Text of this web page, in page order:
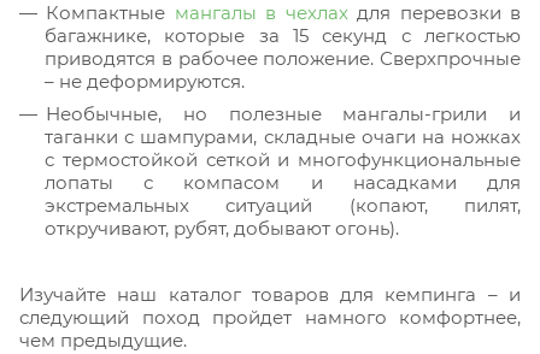
Компактные мангалы в чехлахдля перевозки в
багажнике, которые за 15 секунд с легкостью
приводятся в рабочее положение. Сверхпрочные
– не деформируются.
Необычные, но полезные мангалы-грили и
таганки с шампурами, складные очаги на ножках
с термостойкой сеткой и многофункциональные
лопаты с компасом и насадками для
экстремальных ситуаций (копают, пилят,
откручивают, рубят, добывают огонь).
Изучайте наш каталог товаров для кемпинга – и
следующий поход пройдет намного комфортнее,
чем предыдущие.